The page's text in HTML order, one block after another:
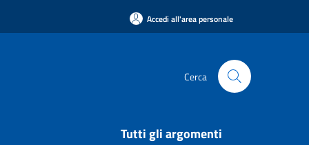
Accedi all'area personale
Cerca
Tutti gli argomenti